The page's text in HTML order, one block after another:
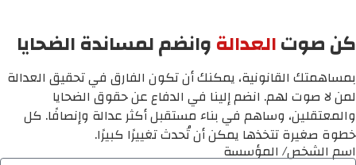
كن صوتالعدالةوانضم لمساندة الضحايا
بمساهمتك القانونية، يمكنك أن تكون الفارق في تحقيق العدالة
لمن لا صوت لهم. انضم إلينا في الدفاع عن حقوق الضحايا
والمعتقلين، وساهم في بناء مستقبل أكثر عدالة وإنصافًا. كل
خطوة صغيرة تتخذها يمكن أن تُحدث تغييرًا كبيرًا.
اسم الشخص/ المؤسسة